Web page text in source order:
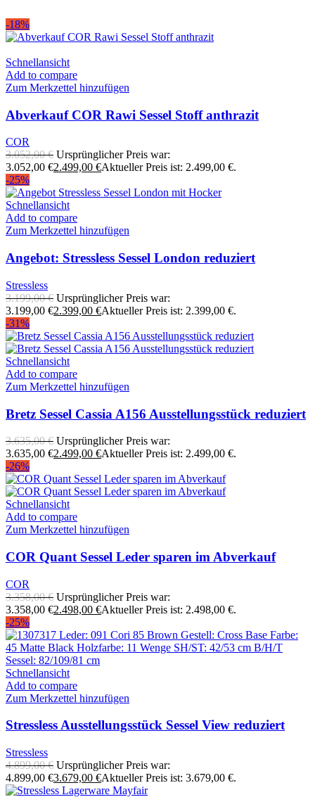
-18%
Schnellansicht
Add to compare
Zum Merkzettel hinzufügen
Abverkauf COR Rawi Sessel Stoff anthrazit
COR
3.052,00€ Ursprünglicher Preis war:
3.052,00 €2.499,00 €Aktueller Preis ist: 2.499,00 €.
-25%
Schnellansicht
Add to compare
Zum Merkzettel hinzufügen
Angebot: Stressless Sessel London reduziert
Stressless
3.199,00€ Ursprünglicher Preis war:
3.199,00 €2.399,00 €Aktueller Preis ist: 2.399,00 €.
-31%
Schnellansicht
Add to compare
Zum Merkzettel hinzufügen
Bretz Sessel Cassia A156 Ausstellungsstück reduziert
3.635,00€ Ursprünglicher Preis war:
3.635,00 €2.499,00 €Aktueller Preis ist: 2.499,00 €.
-26%
Schnellansicht
Add to compare
Zum Merkzettel hinzufügen
COR Quant Sessel Leder sparen im Abverkauf
COR
3.358,00€ Ursprünglicher Preis war:
3.358,00 €2.498,00 €Aktueller Preis ist: 2.498,00 €.
-25%
Schnellansicht
Add to compare
Zum Merkzettel hinzufügen
Stressless Ausstellungsstück Sessel View reduziert
Stressless
4.899,00€ Ursprünglicher Preis war:
4.899,00 €3.679,00 €Aktueller Preis ist: 3.679,00 €.